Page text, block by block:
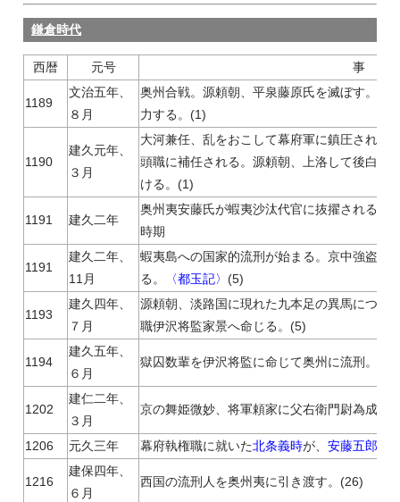
鎌倉時代
西暦 元号 事 柄
1189
文治五年、
８月
奥州合戦。源頼朝、平泉藤原氏を滅ぼす。安
力する。(1)
1190
建久元年、
３月
大河兼任、乱をおこして幕府軍に鎮圧される
頭職に補任される。源頼朝、上洛して後白河
ける。(1)
1191 建久二年
奥州夷安藤氏が蝦夷沙汰代官に抜擢される
時期
1191
建久二年、
11月
蝦夷島への国家的流刑が始まる。京中強盗ら
る。
〈都玉記〉 (5)
1193
建久四年、
７月
源頼朝、淡路国に現れた九本足の異馬につい
職伊沢将監家景へ命じる。(5)
1194
建久五年、
６月
獄囚数輩を伊沢将監に命じて奥州に流刑。
1202
建仁二年、
３月
京の舞姫微妙、将軍頼家に父右衛門尉為成（
1206 元久三年 幕府執権職に就いた北条義時が、安藤五郎
1216
建保四年、
６月
西国の流刑人を奥州夷に引き渡す。(26)